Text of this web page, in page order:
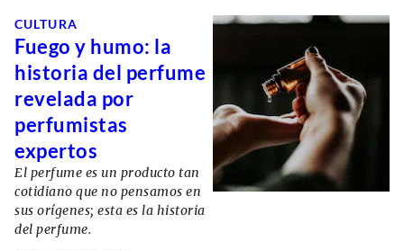
CULTURA
Fuego y humo: la
historia del perfume
revelada por
perfumistas
expertos
El perfume es un producto tan
cotidiano que no pensamos en
sus orígenes; esta es la historia
del perfume.